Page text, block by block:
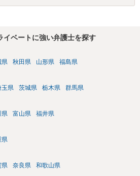
。 三 金銭その他の利益を供与し、又は
以下の罰金に処する。
イベートに強い弁護士を探す
県 秋田県 山形県 福島県
玉県 茨城県 栃木県 群馬県
県 富山県 福井県
県
県 奈良県 和歌山県